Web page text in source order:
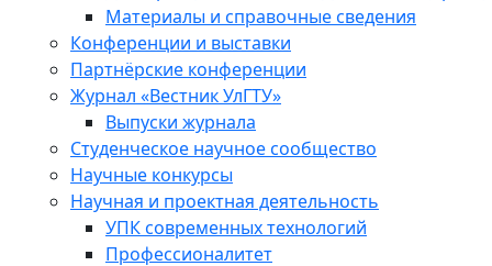
Материалы и справочные сведения
Конференции и выставки
Партнёрские конференции
Журнал «Вестник УлГТУ»
Выпуски журнала
Студенческое научное сообщество
Научные конкурсы
Научная и проектная деятельность
УПК современных технологий
Профессионалитет